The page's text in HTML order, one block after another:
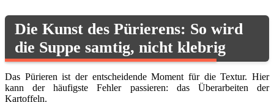
Die Kunst des Pürierens: So wird
die Suppe samtig, nicht klebrig
Das Pürieren ist der entscheidende Moment für die Textur. Hier
kann der häufigste Fehler passieren: das Überarbeiten der
Kartoffeln.